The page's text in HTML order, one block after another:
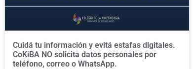
Cuidá tu información y evitá estafas digitales.
CoKiBA NO solicita datos personales por
teléfono, correo o WhatsApp.